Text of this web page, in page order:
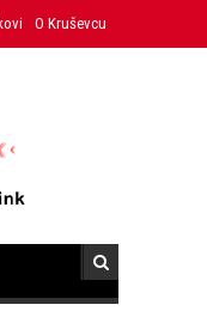
O Kruševcu